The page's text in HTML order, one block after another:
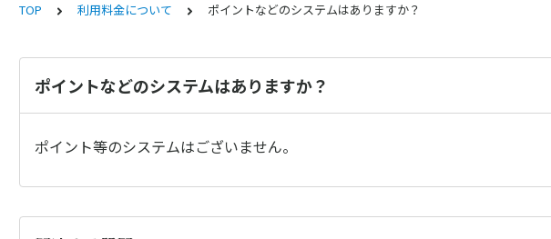
TOP 利用料金について ポイントなどのシステムはありますか？
ポイントなどのシステムはありますか？
ポイント等のシステムはございません。